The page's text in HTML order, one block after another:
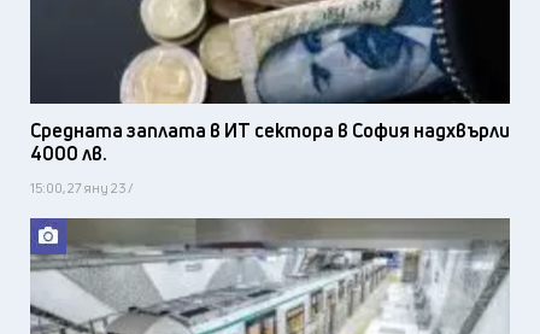
Средната заплата в ИТ сектора в София надхвърли
4000 лв.
15:00, 27 яну 23 /